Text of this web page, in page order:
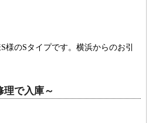
様のSタイプです。横浜からのお引
理で入庫～